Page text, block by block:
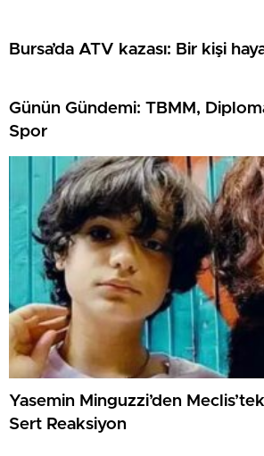
Bursa’da ATV kazası: Bir kişi
Günün Gündemi: TBMM,
Spor
Yasemin Minguzzi’den
Sert Reaksiyon